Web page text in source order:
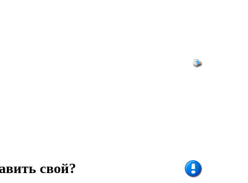
свой?